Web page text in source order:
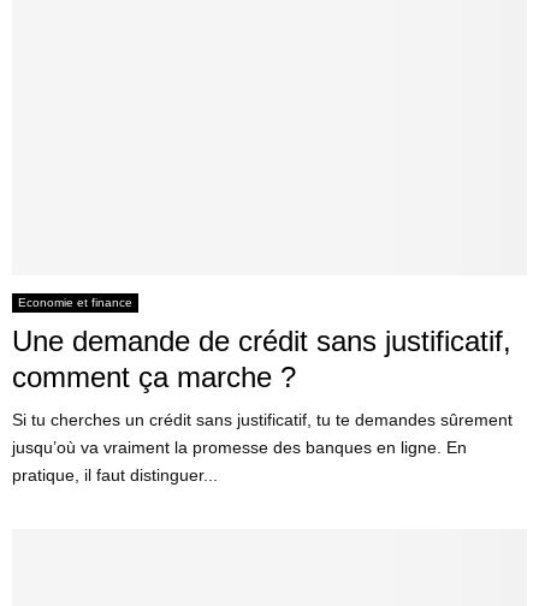
Economie et finance
Une demande de crédit sans justificatif,
comment ça marche ?
Si tu cherches un crédit sans justificatif, tu te demandes sûrement
jusqu’où va vraiment la promesse des banques en ligne. En
pratique, il faut distinguer...